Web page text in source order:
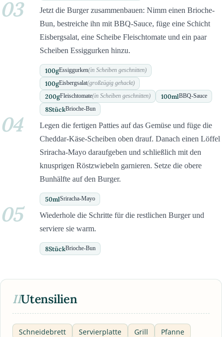
03
Jetzt die Burger zusammenbauen: Nimm einen Brioche-
Bun, bestreiche ihn mit BBQ-Sauce, füge eine Schicht
Eisbergsalat, eine Scheibe Fleischtomate und ein paar
Scheiben Essiggurken hinzu.
100gEssiggurken(in Scheiben geschnitten)
100gEisbergsalat(großzügig gehackt)
200gFleischtomate(in Scheiben geschnitten) 100mlBBQ-Sauce
8StückBrioche-Bun
04
Legen die fertigen Patties auf das Gemüse und füge die
Cheddar-Käse-Scheiben oben drauf. Danach einen Löffel
Sriracha-Mayo daraufgeben und schließlich mit den
knusprigen Röstzwiebeln garnieren. Setze die obere
Bunhälfte auf den Burger.
50mlSriracha-Mayo
05
Wiederhole die Schritte für die restlichen Burger und
serviere sie warm.
8StückBrioche-Bun
IIUtensilien
Schneidebrett Servierplatte Grill
Pfanne